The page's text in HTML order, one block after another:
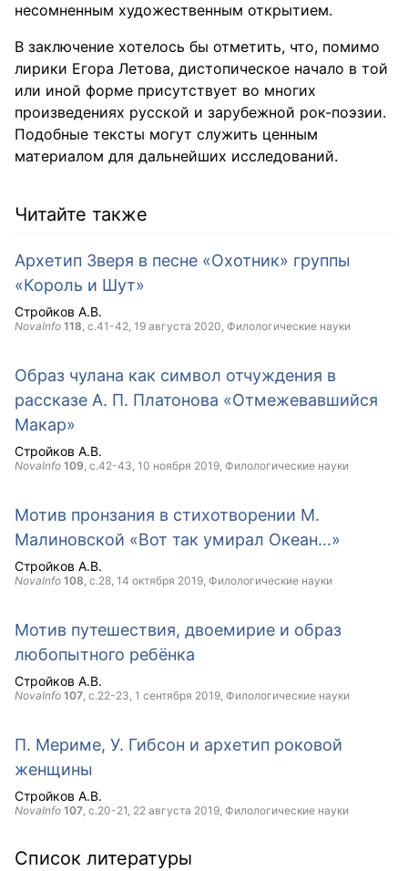
несомненным художественным открытием.
В заключение хотелось бы отметить, что, помимо
лирики Егора Летова, дистопическое начало в той
или иной форме присутствует во многих
произведениях русской и зарубежной рок-поэзии.
Подобные тексты могут служить ценным
материалом для дальнейших исследований.
Читайте также
Архетип Зверя в песне «Охотник» группы
«Король и Шут»
Стройков А.В.
NovaInfo 118, с.41-42, 19 августа 2020, Филологические науки
Образ чулана как символ отчуждения в
рассказе А. П. Платонова «Отмежевавшийся
Макар»
Стройков А.В.
NovaInfo 109, с.42-43, 10 ноября 2019, Филологические науки
Мотив пронзания в стихотворении М.
Малиновской «Вот так умирал Океан...»
Стройков А.В.
NovaInfo 108, с.28, 14 октября 2019, Филологические науки
Мотив путешествия, двоемирие и образ
любопытного ребёнка
Стройков А.В.
NovaInfo 107, с.22-23, 1 сентября 2019, Филологические науки
П. Мериме, У. Гибсон и архетип роковой
женщины
Стройков А.В.
NovaInfo 107, с.20-21, 22 августа 2019, Филологические науки
Список литературы